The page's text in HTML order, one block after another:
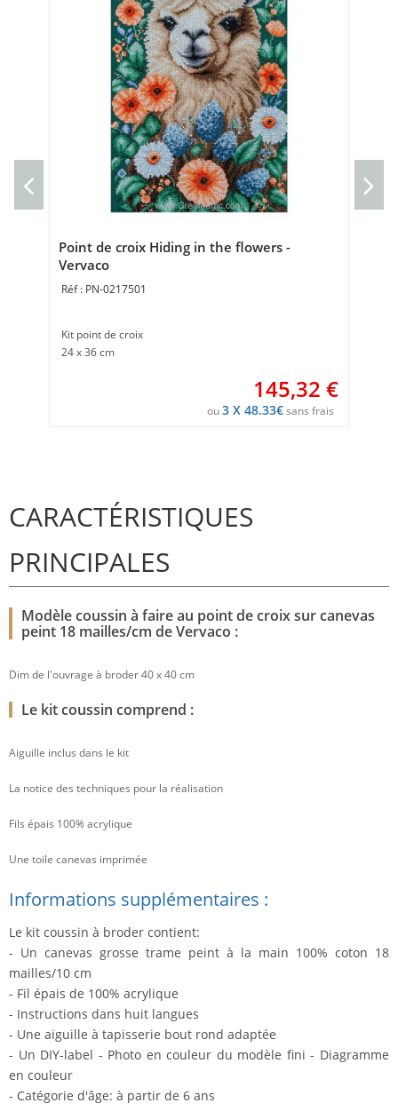
Point de croix Hiding in the flowers -
Vervaco
PN-0217501
Kit point de croix
24 x 36 cm
145,32 €
ou3 X 48.33€sans frais
CARACTÉRISTIQUES
PRINCIPALES
Modèle coussin à faire au point de croix sur canevas
peint 18 mailles/cm de Vervaco :
Dim de l'ouvrage à broder 40 x 40 cm
Le kit coussin comprend :
Aiguille inclus dans le kit
La notice des techniques pour la réalisation
Fils épais 100% acrylique
Une toile canevas imprimée
Informations supplémentaires :
Le kit coussin à broder contient:
- Un canevas grosse trame peint à la main 100% coton 18
mailles/10 cm
- Fil épais de 100% acrylique
- Instructions dans huit langues
- Une aiguille à tapisserie bout rond adaptée
- Un DIY-label - Photo en couleur du modèle fini - Diagramme
en couleur
- Catégorie d'âge: à partir de 6 ans